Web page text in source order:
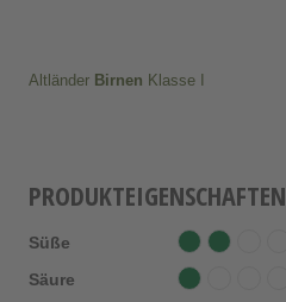
PRODUKTEIGENSCHAFTEN
Süße
Säure
Altländer Birnen Klasse I